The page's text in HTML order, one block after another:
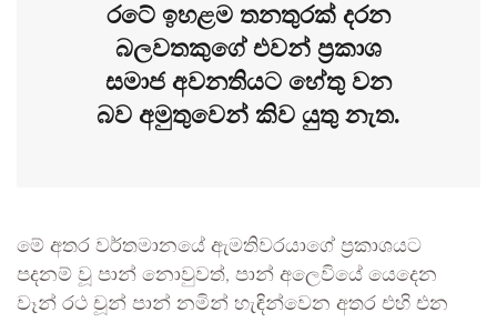
රටේ ඉහළම තනතුරක් දරන
බලවතකුගේ එවන් ප්‍රකාශ
සමාජ අවනතියට හේතු වන
බව අමුතුවෙන් කිව යුතු නැත.
මේ අතර වර්තමානයේ ඇමතිවරයාගේ ප්‍රකාශයට
පදනම් වූ පාන් නොවුවත්, පාන් අලෙවියේ යෙදෙන
වෑන් රථ චූන් පාන් නමින් හැඳින්වෙන අතර එහි එන